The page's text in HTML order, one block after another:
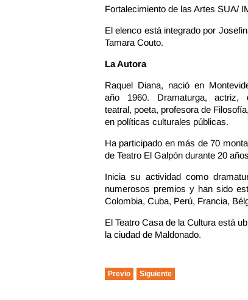
Fortalecimiento de las Artes SUA/
El elenco está integrado por
Tamara Couto.
La Autora
Raquel Diana, nació en
año 1960. Dramaturga, actriz,
teatral, poeta, profesora de
en políticas culturales públicas.
Ha participado en más de 70
de Teatro El Galpón durante 20
Inicia su actividad como
numerosos premios y han sido
Colombia, Cuba, Perú, Francia,
El Teatro Casa de la Cultura está
la ciudad de Maldonado.
Previo Siguiente